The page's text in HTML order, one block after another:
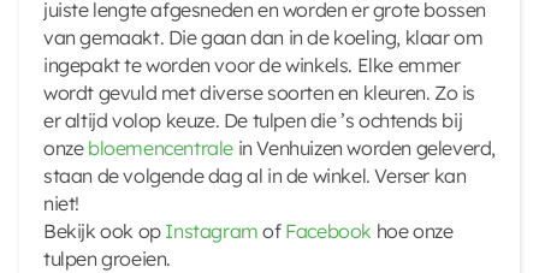
juiste lengte afgesneden en worden er grote bossen
van gemaakt. Die gaan dan in de koeling, klaar om
ingepakt te worden voor de winkels. Elke emmer
wordt gevuld met diverse soorten en kleuren. Zo is
er altijd volop keuze. De tulpen die ’s ochtends bij
onze bloemencentrale in Venhuizen worden geleverd,
staan de volgende dag al in de winkel. Verser kan
niet!
Bekijk ook op Instagram of Facebook hoe onze
tulpen groeien.